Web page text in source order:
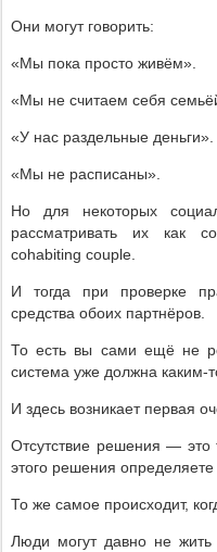
Они могут говорить:
«Мы пока просто живём».
«Мы не считаем себя
«У нас раздельные деньги».
«Мы не расписаны».
Но для некоторых
рассматривать их как
cohabiting couple.
И тогда при проверке
средства обоих партнёров.
То есть вы сами ещё не
система уже должна каким-
И здесь возникает первая
Отсутствие решения — это
этого решения определяете
То же самое происходит,
Люди могут давно не